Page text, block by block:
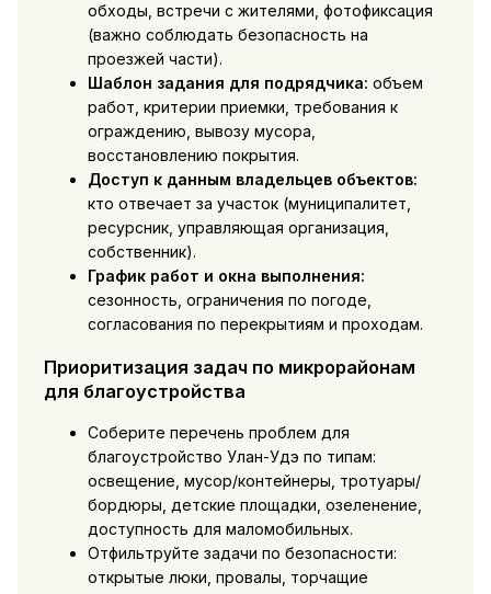
обходы, встречи с жителями, фотофиксация
(важно соблюдать безопасность на
проезжей части).
Шаблон задания для подрядчика: объем
работ, критерии приемки, требования к
ограждению, вывозу мусора,
восстановлению покрытия.
Доступ к данным владельцев объектов:
кто отвечает за участок (муниципалитет,
ресурсник, управляющая организация,
собственник).
График работ и окна выполнения:
сезонность, ограничения по погоде,
согласования по перекрытиям и проходам.
Приоритизация задач по микрорайонам
для благоустройства
Соберите перечень проблем для
благоустройство Улан-Удэ по типам:
освещение, мусор/контейнеры, тротуары/
бордюры, детские площадки, озеленение,
доступность для маломобильных.
Отфильтруйте задачи по безопасности:
открытые люки, провалы, торчащие